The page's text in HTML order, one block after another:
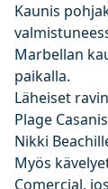
Kaunis
Marbellan
paikalla.
Läheiset
Plage
Nikki
Myös
Comercial,